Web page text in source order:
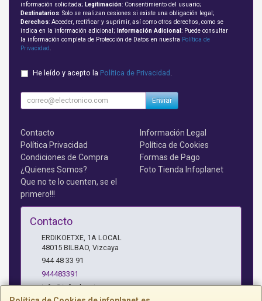
información solicitada; Legitimación: Consentimiento del usuario;
Destinatarios: Solo se realizan cesiones si existe una obligación legal;
Derechos: Acceder, rectificar y suprimir, así como otros derechos, como se
indica en la información adicional;
Información Adicional : Puede consultar
la información completa de Protección de Datos en nuestra Política de
Privacidad
He leído y acepto la Política de Privacidad
Enviar
Contacto
Información Legal
Política Privacidad
Política de Cookies
Condiciones de Compra
Formas de Pago
¿Quienes Somos?
Foto Tienda Infoplanet
Que no te lo cuenten, se el
primero!!!
Contacto
ERDIKOETXE, 1A LOCAL
48015 BILBAO Vizcaya
944 48 33 91
944483391
info@infoplanet.es